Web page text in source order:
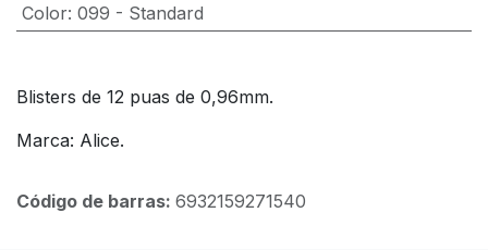
Color: 099 - Standard
Blisters de 12 puas de 0,96mm.
Marca: Alice.
Código de barras: 6932159271540